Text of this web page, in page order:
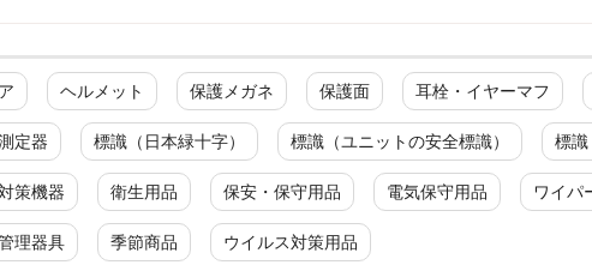
ヘルメット 保護メガネ 保護面 耳栓・イヤーマフ
定器 標識（日本緑十字） 標識（ユニットの安全標識） 標識
策機器 衛生用品 保安・保守用品 電気保守用品 ワイパ
理器具 季節商品 ウイルス対策用品